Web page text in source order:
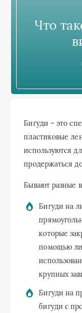
Что
Бигуди – это
пластиковые
используются
продержаться
Бывают разные
Бигуди на
которые
помощью
крупных
Бигуди на
бигуди с